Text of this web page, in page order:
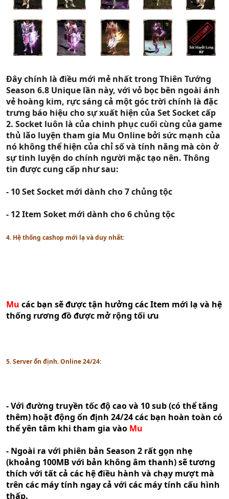
Đây chính là điều mới mẻ nhất trong Thiên Tướng
Season 6.8 Unique lần này, với vỏ bọc bên ngoài ánh
vẻ hoàng kim, rực sáng cả một góc trời chính là đặc
trưng báo hiệu cho sự xuất hiện của Set Socket cấp
2. Socket luôn là của chinh phục cuối cùng của game
thủ lão luyện tham gia Mu Online bởi sức mạnh của
nó không thể hiện của chỉ số và tính năng mà còn ở
sự tinh luyện do chính người mặc tạo nên. Thông
tin được cung cấp như sau:
- 10 Set Socket mới dành cho 7 chủng tộc
- 12 Item Soket mới dành cho 6 chủng tộc
4. Hệ thống cashop mới lạ và duy nhất:
Mu các bạn sẽ được tận hưởng các Item mới lạ và hệ
thống rương đồ được mở rộng tối ưu
5. Server ổn định. Online 24/24:
- Với đường truyền tốc độ cao và 10 sub (có thể tăng
thêm) hoặt động ổn định 24/24 các bạn hoàn toàn có
thể yên tâm khi tham gia vào Mu
- Ngoài ra với phiên bản Season 2 rất gọn nhẹ
(khoảng 100MB với bản không âm thanh) sẽ tương
thích với tất cả các hệ điều hành và chạy mượt mà
trên các máy tính ngay cả với các máy tính cấu hình
thấp.